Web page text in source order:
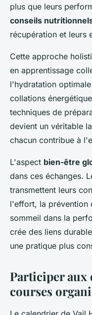
plus que leurs
conseils
récupération et leurs
Cette approche
en apprentissage
l'hydratation
collations
techniques de
devient un véritable
chacun contribue à
L'aspect bien-être
dans ces échanges.
transmettent leurs
l'effort, la prévention
sommeil dans la
crée des liens
une pratique plus
Participer aux
courses